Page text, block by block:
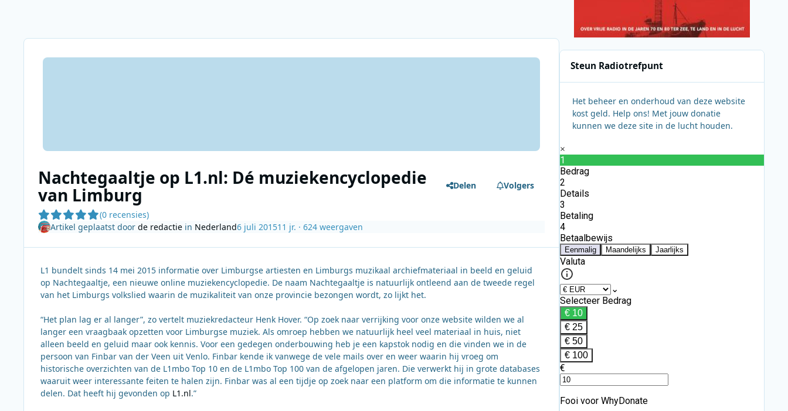
Nachtegaaltje op L1.nl: Dé muziekencyclopedie
van Limburg
(0 recensies)
Delen Volgers
Artikel geplaatst door de redactiein Nederland6 juli 201511 jr. · 624 weergaven
L1 bundelt sinds 14 mei 2015 informatie over Limburgse artiesten en Limburgs muzikaal archiefmateriaal in beeld en geluid
op Nachtegaaltje, een nieuwe online muziekencyclopedie. De naam Nachtegaaltje is natuurlijk ontleend aan de tweede regel
van het Limburgs volkslied waarin de muzikaliteit van onze provincie bezongen wordt, zo lijkt het.
“Het plan lag er al langer”, zo vertelt muziekredacteur Henk Hover. “Op zoek naar verrijking voor onze website wilden we al
langer een vraagbaak opzetten voor Limburgse muziek. Als omroep hebben we natuurlijk heel veel materiaal in huis, niet
alleen beeld en geluid maar ook kennis. Voor een gedegen onderbouwing heb je een kapstok nodig en die vinden we in de
persoon van Finbar van der Veen uit Venlo. Finbar kende ik vanwege de vele mails over en weer waarin hij vroeg om
historische overzichten van de L1mbo Top 10 en de L1mbo Top 100 van de afgelopen jaren. Die verwerkt hij in grote databases
waaruit weer interessante feiten te halen zijn. Finbar was al een tijdje op zoek naar een platform om die informatie te kunnen
delen. Dat heeft hij gevonden op L1.nl.”
Steun Radiotrefpunt
Het beheer en onderhoud van deze website
kost geld. Help ons! Met jouw donatie
kunnen we deze site in de lucht houden.